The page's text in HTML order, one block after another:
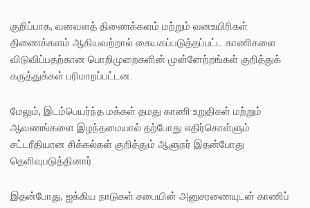
குறிப்பாக, வனவளத் திணைக்களம் மற்றும் வனஉயிரிகள்
திணைக்களம் ஆகியவற்றால் கையகப்படுத்தப்பட்ட காணிகளை
விடுவிப்பதற்கான பொறிமுறைகளின் முன்னேற்றங்கள் குறித்துக்
கருத்துக்கள் பரிமாறப்பட்டன.
மேலும், இடம்பெயர்ந்த மக்கள் தமது காணி உறுதிகள் மற்றும்
ஆவணங்களை இழந்தமையால் தற்போது எதிர்கொள்ளும்
சட்டரீதியான சிக்கல்கள் குறித்தும் ஆளுநர் இதன்போது
தெளிவுபடுத்தினார்.
இதன்போது, ஐக்கிய நாடுகள் சபையின் அனுசரணையுடன் காணிப்